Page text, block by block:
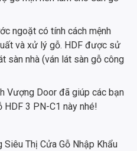
ngoặt có tính cách mệnh
và xử lý gỗ. HDF được sử
sàn nhà (ván lát sàn gỗ công
Vượng Door đã giúp các bạn
HDF 3 PN-C1 này nhé!
Thị Cửa Gỗ Nhập Khẩu